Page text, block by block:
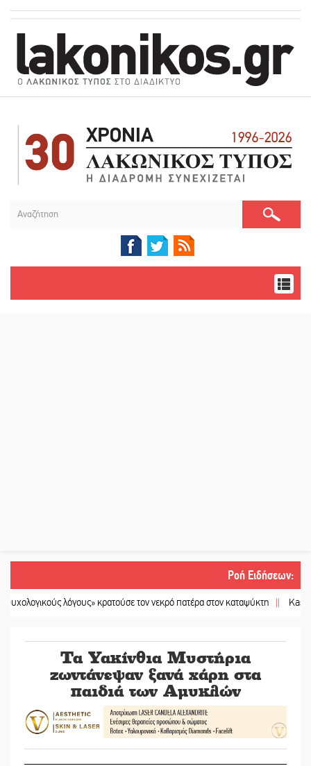
Ροή Ειδήσεων:
λόγους» κρατούσε τον νεκρό πατέρα στον καταψύκτη || Kastoras River
Τα Υακίνθια Μυστήρια
ζωντάνεψαν ξανά χάρη στα
παιδιά των Αμυκλών